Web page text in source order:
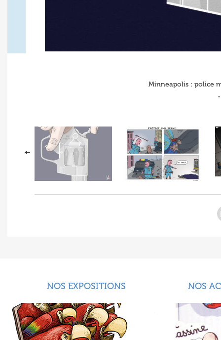
Minneapolis : police
NOS EXPOSITIONS NOS